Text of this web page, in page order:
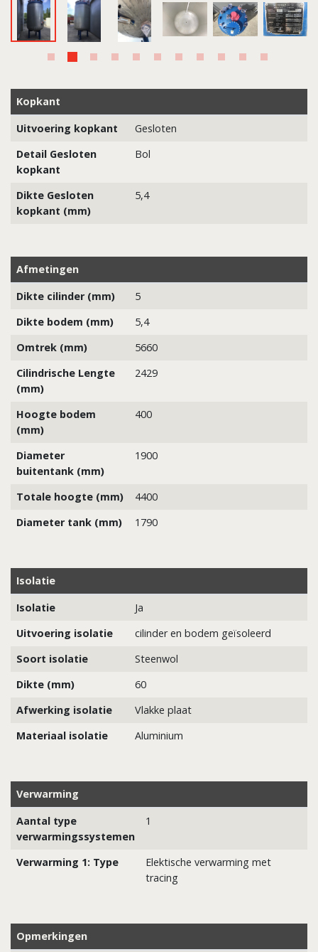
Kopkant
Uitvoering kopkant
Gesloten
Detail Gesloten
kopkant
Bol
Dikte Gesloten
kopkant (mm)
5,4
Afmetingen
Dikte cilinder (mm)
5
Dikte bodem (mm)
5,4
Omtrek (mm)
5660
Cilindrische Lengte
(mm)
2429
Hoogte bodem
(mm)
400
Diameter
buitentank (mm)
1900
Totale hoogte (mm)
4400
Diameter tank (mm)
1790
Isolatie
Isolatie
Ja
Uitvoering isolatie
cilinder en bodem geïsoleerd
Soort isolatie
Steenwol
Dikte (mm)
60
Afwerking isolatie
Vlakke plaat
Materiaal isolatie
Aluminium
Verwarming
Aantal type
verwarmingssystemen
1
Verwarming 1: Type
Elektische verwarming met
tracing
Opmerkingen